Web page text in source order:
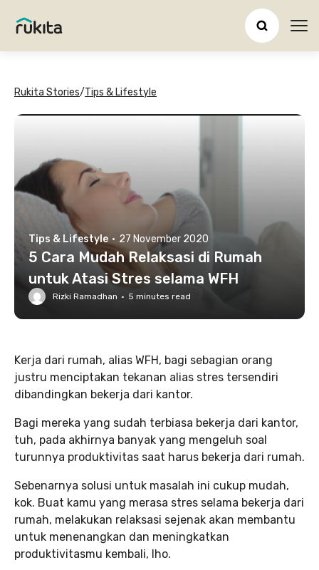
Rukita Stories/Tips & Lifestyle
Tips & Lifestyle · 27 November 2020
5 Cara Mudah Relaksasi di Rumah
untuk Atasi Stres selama WFH
Rizki Ramadhan · 5 minutes read
Kerja dari rumah, alias WFH, bagi sebagian orang
justru menciptakan tekanan alias stres tersendiri
dibandingkan bekerja dari kantor.
Bagi mereka yang sudah terbiasa bekerja dari kantor,
tuh, pada akhirnya banyak yang mengeluh soal
turunnya produktivitas saat harus bekerja dari rumah.
Sebenarnya solusi untuk masalah ini cukup mudah,
kok. Buat kamu yang merasa stres selama bekerja dari
rumah, melakukan relaksasi sejenak akan membantu
untuk menenangkan dan meningkatkan
produktivitasmu kembali, lho.